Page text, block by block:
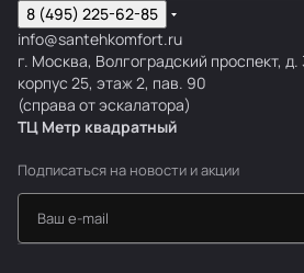
8 (495) 225-62-85
info@santehkomfort.ru
г. Москва, Волгоградский проспект, д.
корпус 25, этаж 2, пав. 90
(справа от эскалатора)
ТЦ Метр квадратный
Подписаться на новости и акции